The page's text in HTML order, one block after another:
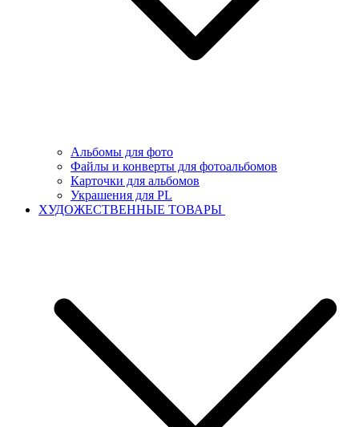
Альбомы для фото
Файлы и конверты для фотоальбомов
Карточки для альбомов
Украшения для PL
ХУДОЖЕСТВЕННЫЕ ТОВАРЫ